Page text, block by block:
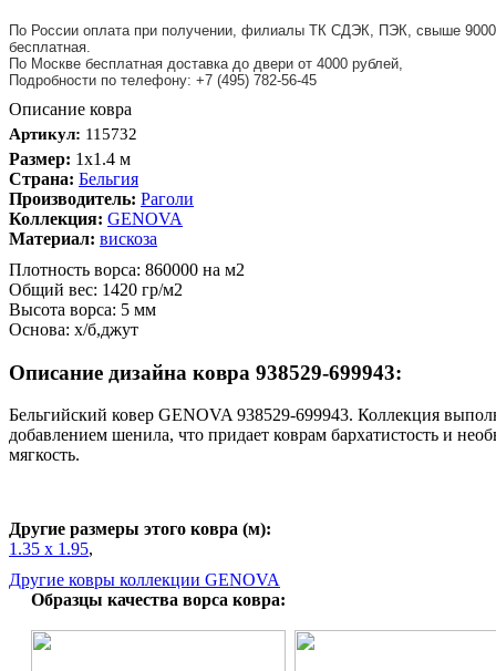
По России оплата при получении, филиалы ТК СДЭК, ПЭК, свыше 9000
бесплатная.
По Москве бесплатная доставка до двери от 4000 рублей,
Подробности по телефону: +7 (495) 782-56-45
Описание ковра
Артикул: 115732
Размер: 1x1.4 м
Страна: Бельгия
Производитель: Раголи
Коллекция: GENOVA
Материал: вискоза
Плотность ворса: 860000 на м2
Общий вес: 1420 гр/м2
Высота ворса: 5 мм
Основа: х/б,джут
Описание дизайна ковра 938529-699943:
Бельгийский ковер GENOVA 938529-699943. Коллекция
добавлением шенила, что придает коврам бархатистость и
мягкость.
Другие размеры этого ковра (м):
1.35 x 1.95,
Другие ковры коллекции GENOVA
Образцы качества ворса ковра: